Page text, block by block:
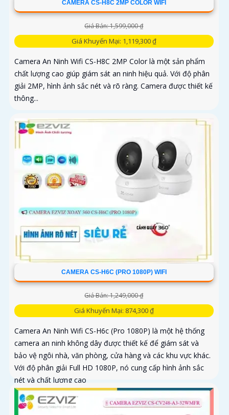
CAMERA CS-H8C 2MP COLOR WIFI
Giá Bán: 1,599,000 ₫
Giá Khuyến Mại: 1,119,300 ₫
Camera An Ninh Wifi CS-H8C 2MP Color là một sản phẩm
chất lượng cao giúp giám sát an ninh hiệu quả. Với độ phân
giải 2MP, hình ảnh sắc nét và rõ ràng. Camera được thiết kế
thông...
CAMERA CS-H6C (PRO 1080P) WIFI
Giá Bán: 1,249,000 ₫
Giá Khuyến Mại: 874,300 ₫
Camera An Ninh Wifi CS-H6c (Pro 1080P) là một hệ thống
camera an ninh không dây được thiết kế để giám sát và
bảo vệ ngôi nhà, văn phòng, cửa hàng và các khu vực khác.
Với độ phân giải Full HD 1080P, nó cung cấp hình ảnh sắc
nét và chất lượng cao